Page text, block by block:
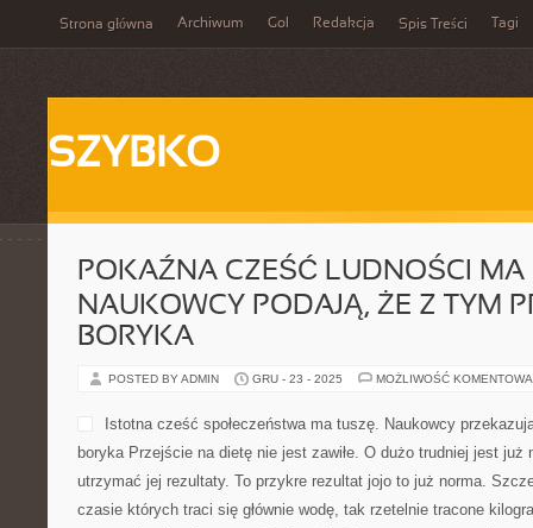
Strona główna Archiwum Gol Redakcja Spis Treści Tagi
SZYBKO
POKAŹNA CZEŚĆ LUDNOŚCI MA
NAUKOWCY PODAJĄ, ŻE Z TYM
BORYKA
POSTED BY ADMIN GRU - 23 - 2025 MOŻLIWOŚĆ
Istotna cześć społeczeństwa ma tuszę. Naukowcy
boryka Przejście na dietę nie jest zawiłe. O dużo trudniej jest już
utrzymać jej rezultaty. To przykre rezultat jojo to już norma.
czasie których traci się głównie wodę, tak rzetelnie tracone